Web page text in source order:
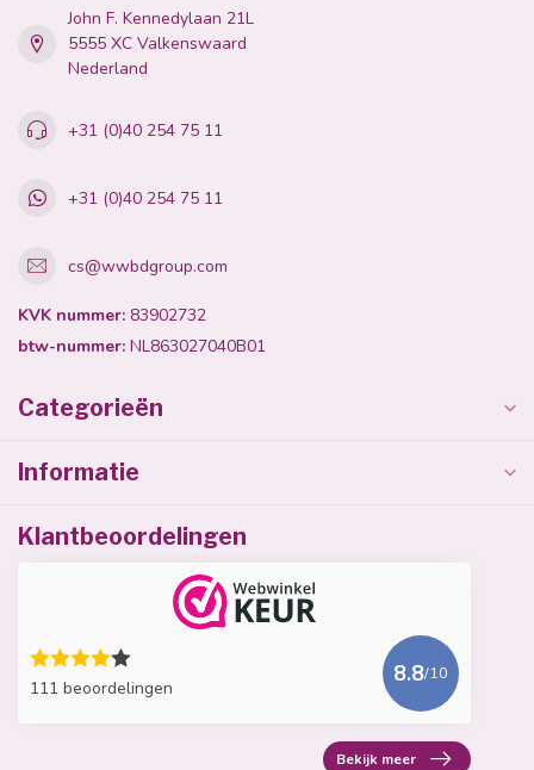
John F. Kennedylaan 21L
5555 XC Valkenswaard
Nederland
+31 (0)40 254 75 11
+31 (0)40 254 75 11
cs@wwbdgroup.com
KVK nummer: 83902732
btw-nummer: NL863027040B01
Categorieën
Informatie
Klantbeoordelingen
111 beoordelingen
8.8/10
Bekijk meer